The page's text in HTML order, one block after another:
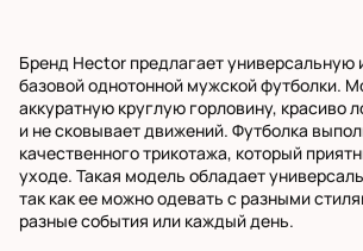
Бренд Hector предлагает универсальную
базовой однотонной мужской футболки.
аккуратную круглую горловину, красиво
и не сковывает движений. Футболка
качественного трикотажа, который
уходе. Такая модель обладает
так как ее можно одевать с разными
разные события или каждый день.